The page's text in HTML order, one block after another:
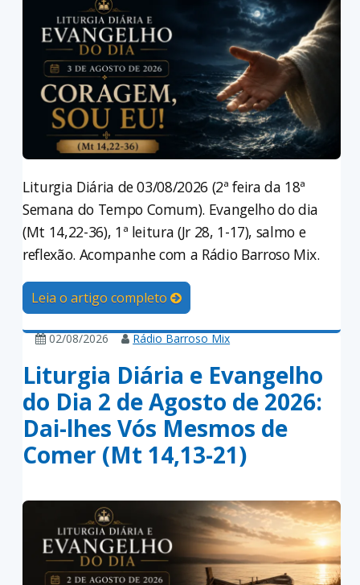
Liturgia Diária de 03/08/2026 (2ª feira da 18ª
Semana do Tempo Comum). Evangelho do dia
(Mt 14,22-36), 1ª leitura (Jr 28, 1-17), salmo e
reflexão. Acompanhe com a Rádio Barroso Mix.
Leia o artigo completo
02/08/2026 Rádio Barroso Mix
Liturgia Diária e Evangelho
do Dia 2 de Agosto de 2026:
Dai-lhes Vós Mesmos de
Comer (Mt 14,13-21)